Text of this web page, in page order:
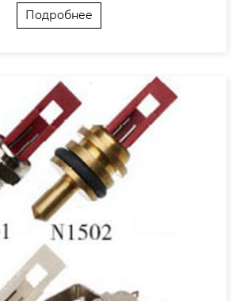
Задайте правильные вопросы
что внутри имеет значение
соединить и накорми
Подробнее